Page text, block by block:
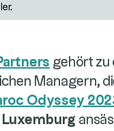
gehört zu
Managern,
Odyssey
Luxemburg